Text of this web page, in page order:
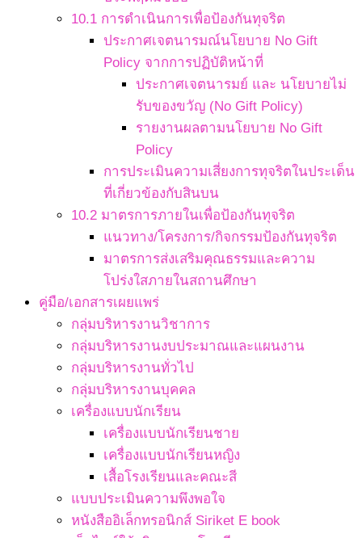
10.1 การดำเนินการเพื่อป้องกันทุจริต
ประกาศเจตนารมณ์นโยบาย No Gift
Policy จากการปฏิบัติหน้าที่
ประกาศเจตนารมย์ และ นโยบายไม่
รับของขวัญ (No Gift Policy)
รายงานผลตามนโยบาย No Gift
Policy
การประเมินความเสี่ยงการทุจริตในประเด็น
ที่เกี่ยวข้องกับสินบน
10.2 มาตรการภายในเพื่อป้องกันทุจริต
แนวทาง/โครงการ/กิจกรรมป้องกันทุจริต
มาตรการส่งเสริมคุณธรรมและความ
โปร่งใสภายในสถานศึกษา
คู่มือ/เอกสารเผยแพร่
กลุ่มบริหารงานวิชาการ
กลุ่มบริหารงานงบประมาณและแผนงาน
กลุ่มบริหารงานทั่วไป
กลุ่มบริหารงานบุคคล
เครื่องแบบนักเรียน
เครื่องแบบนักเรียนชาย
เครื่องแบบนักเรียนหญิง
เสื้อโรงเรียนและคณะสี
แบบประเมินความพึงพอใจ
หนังสืออิเล็กทรอนิกส์ Siriket E book